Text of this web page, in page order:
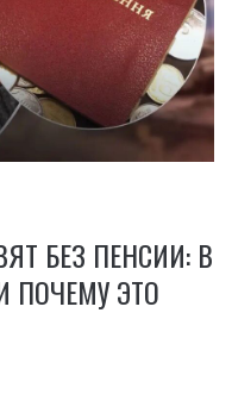
БЕЗ ПЕНСИИ: В
ПОЧЕМУ ЭТО